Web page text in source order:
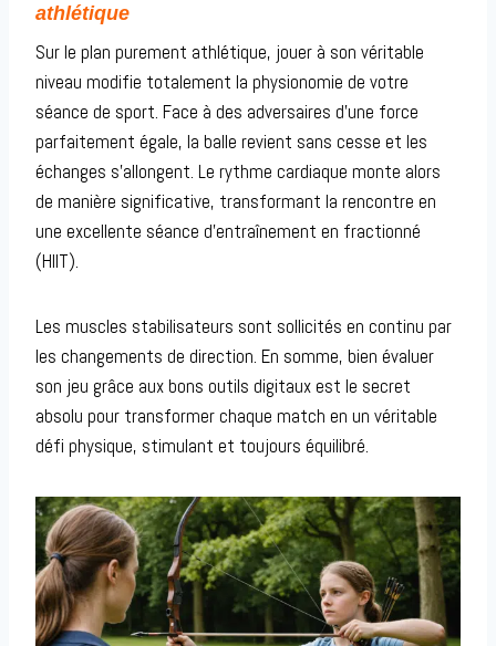
athlétique
Sur le plan purement athlétique, jouer à son véritable
niveau modifie totalement la physionomie de votre
séance de sport. Face à des adversaires d’une force
parfaitement égale, la balle revient sans cesse et les
échanges s’allongent. Le rythme cardiaque monte alors
de manière significative, transformant la rencontre en
une excellente séance d’entraînement en fractionné
(HIIT).
Les muscles stabilisateurs sont sollicités en continu par
les changements de direction. En somme, bien évaluer
son jeu grâce aux bons outils digitaux est le secret
absolu pour transformer chaque match en un véritable
défi physique, stimulant et toujours équilibré.